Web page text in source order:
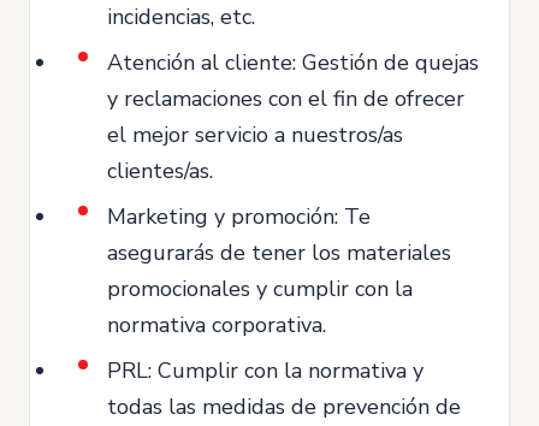
incidencias, etc.
Atención al cliente: Gestión de quejas
y reclamaciones con el fin de ofrecer
el mejor servicio a nuestros/as
clientes/as.
Marketing y promoción: Te
asegurarás de tener los materiales
promocionales y cumplir con la
normativa corporativa.
PRL: Cumplir con la normativa y
todas las medidas de prevención de